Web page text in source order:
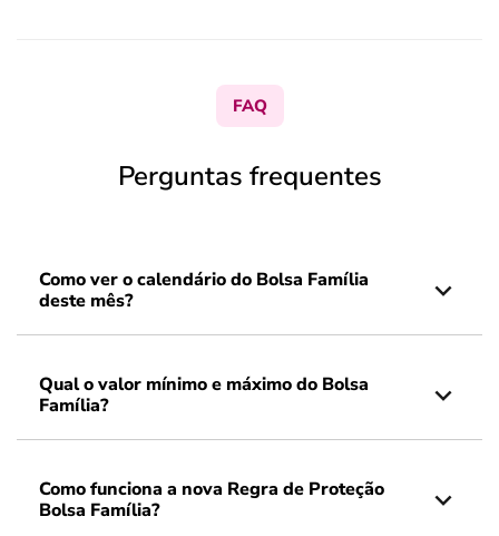
FAQ
Perguntas frequentes
Como ver o calendário do Bolsa Família
deste mês?
Qual o valor mínimo e máximo do Bolsa
Família?
Como funciona a nova Regra de Proteção
Bolsa Família?